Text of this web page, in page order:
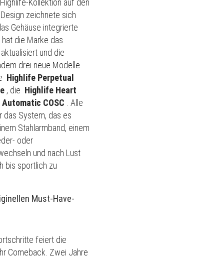
Kollektion auf den
zeichnete sich
Gehäuse integrierte
die Marke das
und die
drei neue Modelle
Highlife Perpetual
, die Highlife Heart
COSC .Alle
das System, das es
Stahlarmband, einem
oder
und nach Lust
bis sportlich zu
Must-Have-
feiert die
Comeback. Zwei Jahre